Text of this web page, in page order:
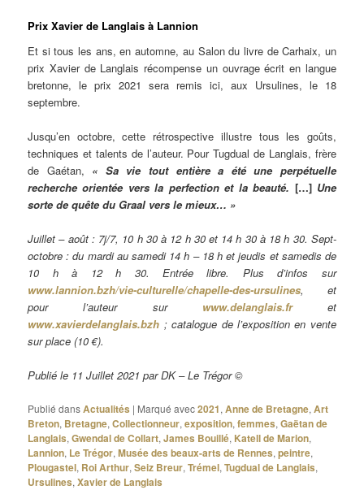
Prix Xavier de Langlais à Lannion
Et si tous les ans, en automne, au Salon du livre de Carhaix, un
prix Xavier de Langlais récompense un ouvrage écrit en langue
bretonne, le prix 2021 sera remis ici, aux Ursulines, le 18
septembre.
Jusqu’en octobre, cette rétrospective illustre tous les goûts,
techniques et talents de l’auteur. Pour Tugdual de Langlais, frère
de Gaétan, « Sa vie tout entière a été une perpétuelle
recherche orientée vers la perfection et la beauté. […] Une
sorte de quête du Graal vers le mieux… »
Juillet – août : 7j/7, 10 h 30 à 12 h 30 et 14 h 30 à 18 h 30. Sept-
octobre : du mardi au samedi 14 h – 18 h et jeudis et samedis de
10 h à 12 h 30. Entrée libre. Plus d’infos sur
www.lannion.bzh/vie-culturelle/chapelle-des-ursulines, et
pour l’auteur sur www.delanglais.fr
et
www.xavierdelanglais.bzh ; catalogue de l’exposition en vente
sur place (10 €).
Publié le 11 Juillet 2021 par DK – Le Trégor ©
Publié dansActualités | Marqué avec2021,Anne de Bretagne,Art
Breton, Bretagne,Collectionneur,exposition,femmes,Gaëtan de
Langlais,Gwendal de Collart,James Bouillé, Katell de Marion,
Lannion, Le Trégor,Musée des beaux-arts de Rennes,peintre,
Plougastel, Roi Arthur,Seiz Breur,Trémel,Tugdual de Langlais,
Ursulines,Xavier de Langlais